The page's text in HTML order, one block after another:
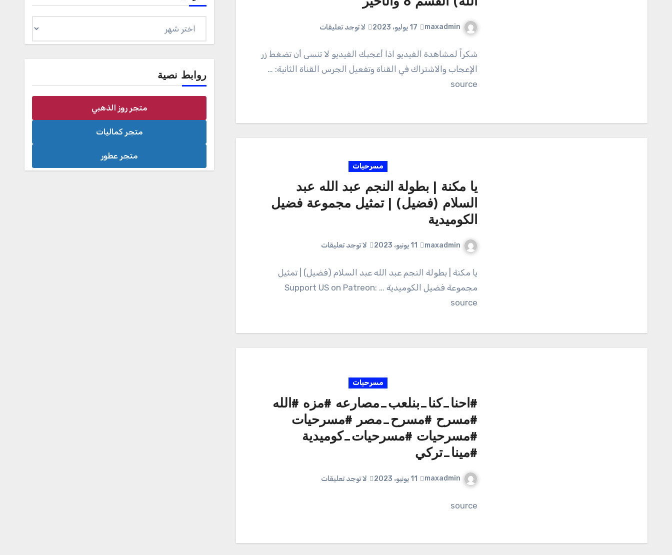
maxadmin 17 يوليو، 2023 لا توجد تعليقات
شكراً لمشاهدة الفيديو اذا أعجبك الفيديو لا تنسى أن تضغط زر
الإعجاب والاشتراك في القناة وتفعيل الجرس القناة الثانية: …
source
مسرحيات
يا مكنة | بطولة النجم عبد الله عبد
السلام (فضيل) | تمثيل مجموعة فضيل
الكوميدية
maxadmin 11 يونيو، 2023 لا توجد تعليقات
يا مكنة | بطولة النجم عبد الله عبد السلام (فضيل) | تمثيل
مجموعة فضيل الكوميدية Support US on Patreon: …
source
مسرحيات
#احنا_كنا_بنلعب_مصارعه #مزه #الله
#مسرح #مسرح_مصر #مسرحيات
#مسرحيات #مسرحيات_كوميدية
#مينا_تركي
maxadmin 11 يونيو، 2023 لا توجد تعليقات
source
روابط نصية
متجر روز الذهبي
متجر كماليات
متجر عطور